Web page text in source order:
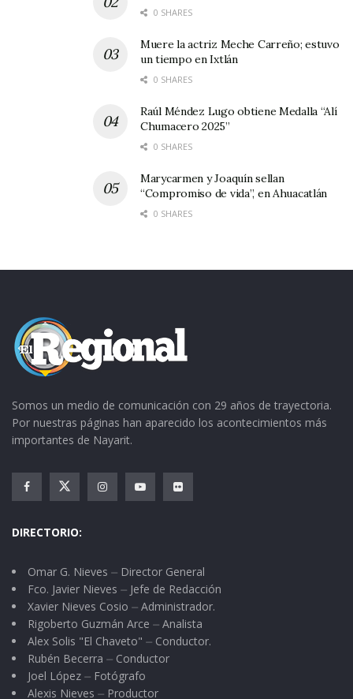
0 SHARES
Muere la actriz Meche Carreño; estuvo
un tiempo en Ixtlán
0 SHARES
Raúl Méndez Lugo obtiene Medalla “Alí
Chumacero 2025”
0 SHARES
Marycarmen y Joaquín sellan
“Compromiso de vida”, en Ahuacatlán
0 SHARES
Somos un medio de comunicación con 29 años de trayectoria.
Por nuestras páginas han aparecido los acontecimientos más
importantes de Nayarit.
DIRECTORIO:
Omar G. Nieves ⏤ Director General
Fco. Javier Nieves ⏤ Jefe de Redacción
Xavier Nieves Cosio ⏤ Administrador.
Rigoberto Guzmán Arce ⏤ Analista
Alex Solis "El Chaveto" ⏤ Conductor.
Rubén Becerra ⏤ Conductor
Joel López ⏤ Fotógrafo
Alexis Nieves ⏤ Productor